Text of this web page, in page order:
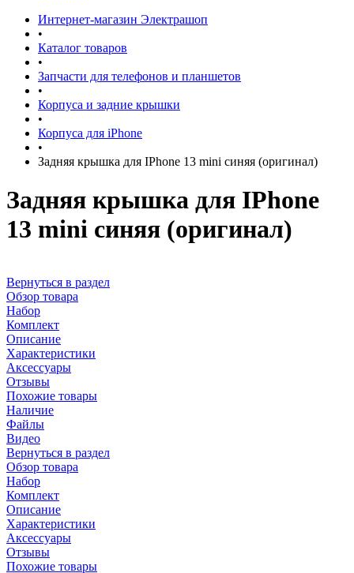
Интернет-магазин Электрашоп
•
Каталог товаров
•
Запчасти для телефонов и планшетов
•
Корпуса и задние крышки
•
Корпуса для iPhone
•
Задняя крышка для IPhone 13 mini синяя (оригинал)
Задняя крышка для IPhone
13 mini синяя (оригинал)
Вернуться в раздел
Обзор товара
Набор
Комплект
Описание
Характеристики
Аксессуары
Отзывы
Похожие товары
Наличие
Файлы
Видео
Вернуться в раздел
Обзор товара
Набор
Комплект
Описание
Характеристики
Аксессуары
Отзывы
Похожие товары